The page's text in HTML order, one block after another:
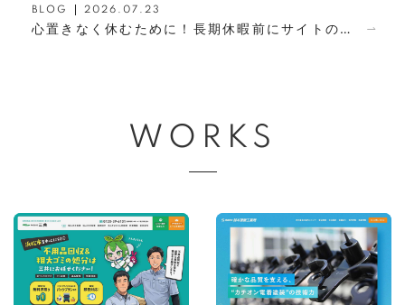
BLOG 2026.07.23
心置きなく休むために！長期休暇前にサイトのお知らせ更新やGoogleビジネスプロフィールの設定をしよう
WORKS